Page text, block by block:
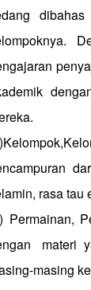
rasa tau
Permainan,
materi
masing